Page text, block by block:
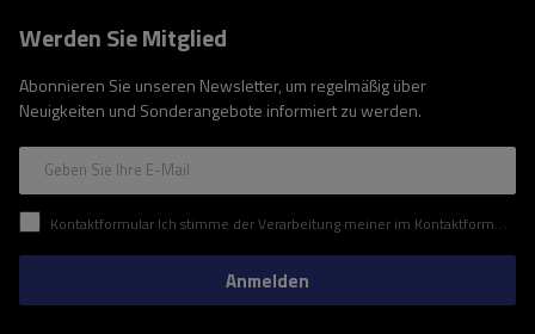
Werden Sie Mitglied
Abonnieren Sie unseren Newsletter, um regelmäßig über
Neuigkeiten und Sonderangebote informiert zu werden.
Geben Sie Ihre E-Mail
Kontaktformular Ich stimme der Verarbeitung meiner im Kontaktformular enthaltenen personenbezogenen Daten gemäß der Verordnung (EU) des Europäischen Parlaments und des Rates zu.
Anmelden